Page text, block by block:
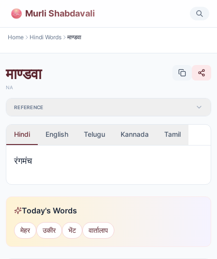
Murli Shabdavali
Home Hindi Words माण्डवा
माण्डवा
NA
REFERENCE
Hindi English Telugu Kannada Tamil
रंगमंच
Today's Words
मेहर उकीर भेंट वार्तालाप